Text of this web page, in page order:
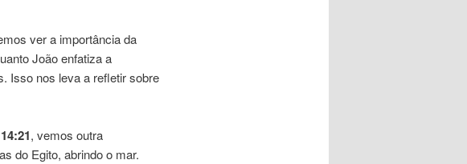
ver a importância da
João enfatiza a
Isso nos leva a refletir sobre
, vemos outra
do Egito, abrindo o mar.